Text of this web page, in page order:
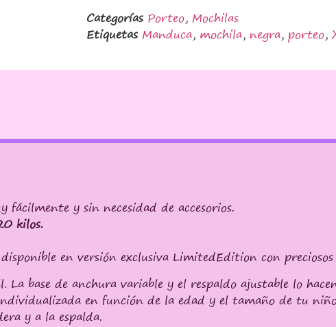
Categorías Porteo, Mochilas
Etiquetas Manduca, mochila,negra,porteo,
y sin necesidad de accesorios.
kilos.
en versión exclusiva LimitedEdition con preciosos
base de anchura variable y el respaldo ajustable lo
en función de la edad y el tamaño de tu
y a la espalda.